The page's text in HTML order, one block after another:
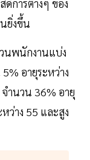
การต่างๆ ของ
ยิ่งขึ้น
นพนักงานแบ่ง
อายุระหว่าง
ำนวน 36% อายุ
ว่าง 55 และสูง